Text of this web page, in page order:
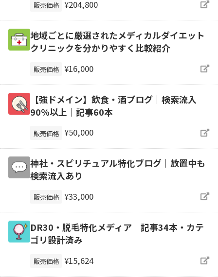
販売価格 ¥204,800
地域ごとに厳選されたメディカルダイエット
クリニックを分かりやすく比較紹介
販売価格 ¥16,000
【強ドメイン】飲食・酒ブログ｜検索流入
90％以上｜記事60本
販売価格 ¥50,000
神社・スピリチュアル特化ブログ｜放置中も
検索流入あり
販売価格 ¥33,000
DR30・脱毛特化メディア｜記事34本・カテ
ゴリ設計済み
販売価格 ¥15,624